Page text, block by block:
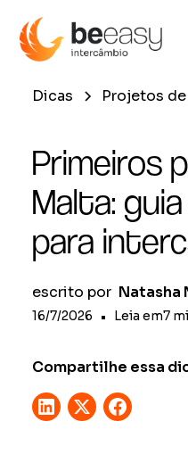
Dicas Projetos
Primeiros
Malta:
para
escrito por Natasha
16/7/2026 • Leia em7
Compartilhe essa